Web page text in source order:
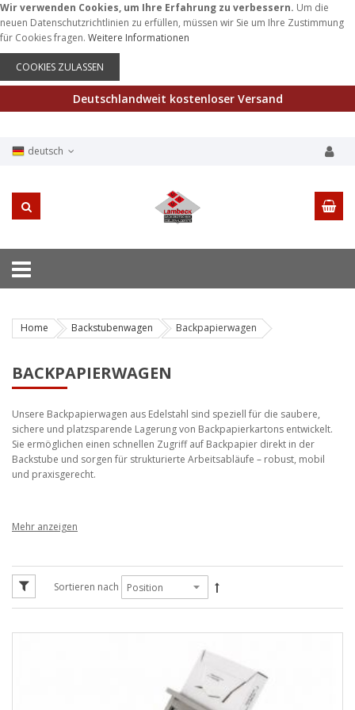
Wir verwenden Cookies, um Ihre Erfahrung zu verbessern. Um die
neuen Datenschutzrichtlinien zu erfüllen, müssen wir Sie um Ihre Zustimmung
für Cookies fragen. Weitere Informationen
COOKIES ZULASSEN
Deutschlandweit kostenloser Versand
deutsch
Home Backstubenwagen Backpapierwagen
BACKPAPIERWAGEN
Unsere Backpapierwagen aus Edelstahl sind speziell für die saubere,
sichere und platzsparende Lagerung von Backpapierkartons entwickelt.
Sie ermöglichen einen schnellen Zugriff auf Backpapier direkt in der
Backstube und sorgen für strukturierte Arbeitsabläufe – robust, mobil
und praxisgerecht.
Backpapierwagen aus Edelstahl –
Backpapierkartons
speziell für die Aufnahme von Backpapier in Kartons konzipiert sind. Die
Kartons – ideal für den professionellen Einsatz in Bäckereien und
Sortieren nach